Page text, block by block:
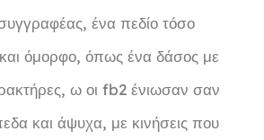
ένα πεδίο τόσο
όμορφο, όπως ένα δάσος με
ω οι fb2 ένιωσαν σαν
και άψυχα, με κινήσεις που